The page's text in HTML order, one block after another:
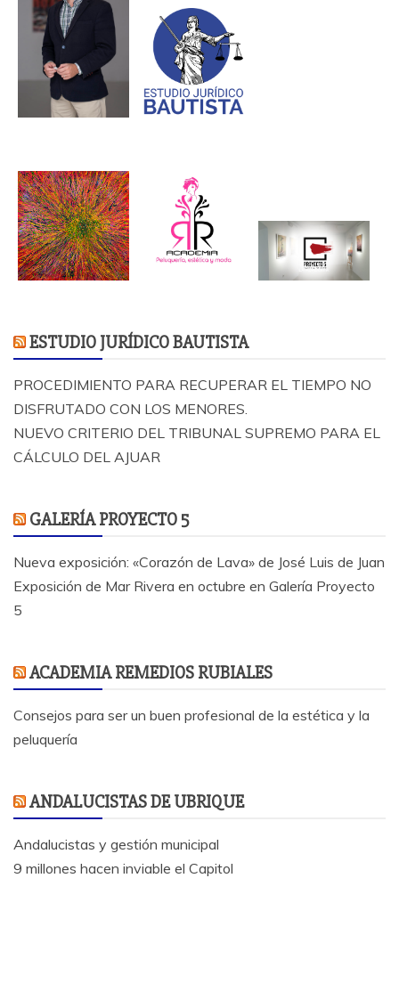
ESTUDIO JURÍDICO BAUTISTA
PROCEDIMIENTO PARA RECUPERAR EL TIEMPO NO
DISFRUTADO CON LOS MENORES.
NUEVO CRITERIO DEL TRIBUNAL SUPREMO PARA EL
CÁLCULO DEL AJUAR
GALERÍA PROYECTO 5
Nueva exposición: «Corazón de Lava» de José Luis de Juan
Exposición de Mar Rivera en octubre en Galería Proyecto
5
ACADEMIA REMEDIOS RUBIALES
Consejos para ser un buen profesional de la estética y la
peluquería
ANDALUCISTAS DE UBRIQUE
Andalucistas y gestión municipal
9 millones hacen inviable el Capitol